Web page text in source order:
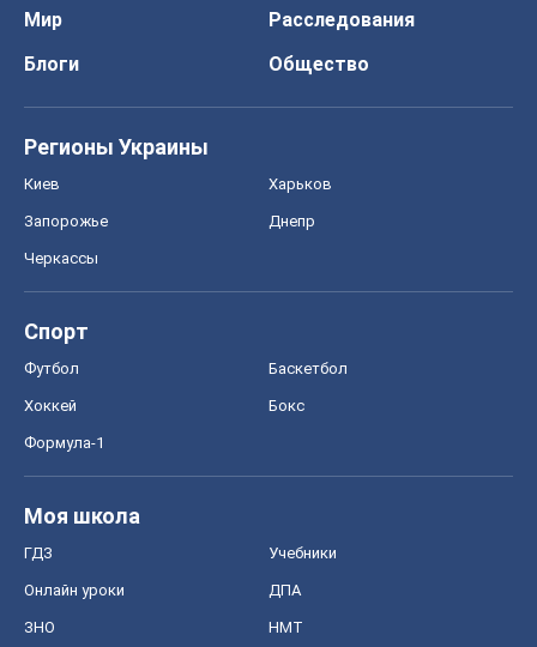
Мир
Расследования
Блоги
Общество
Регионы Украины
Киев Харьков
Запорожье Днепр
Черкассы
Спорт
Футбол Баскетбол
Хоккей Бокс
Формула-1
Моя школа
ГДЗ Учебники
Онлайн уроки ДПА
ЗНО НМТ